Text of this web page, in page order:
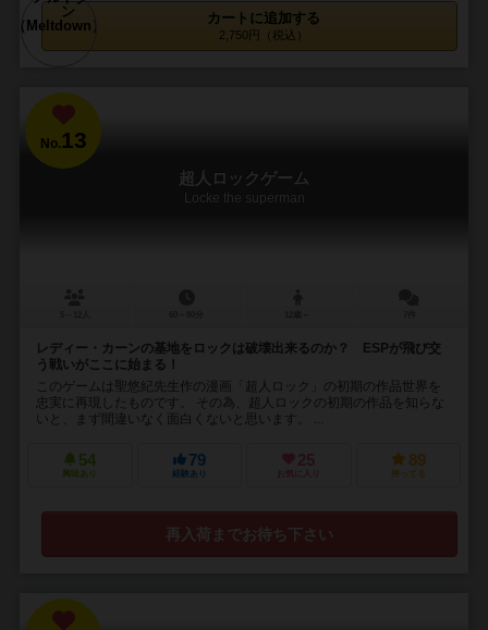
カートに追加する
2,750円（税込）
No.13
超人ロックゲーム
Locke the superman
レディー・カーンの基地をロックは破壊出来るのか？ ESPが飛び交
う戦いがここに始まる！
このゲームは聖悠紀先生作の漫画「超人ロック」の初期の作品世界を
忠実に再現したものです。 その為、超人ロックの初期の作品を知らな
いと、まず間違いなく面白くないと思います。 ...
54
興味あり
79
経験あり
25
お気に入り
89
持ってる
再入荷までお待ち下さい